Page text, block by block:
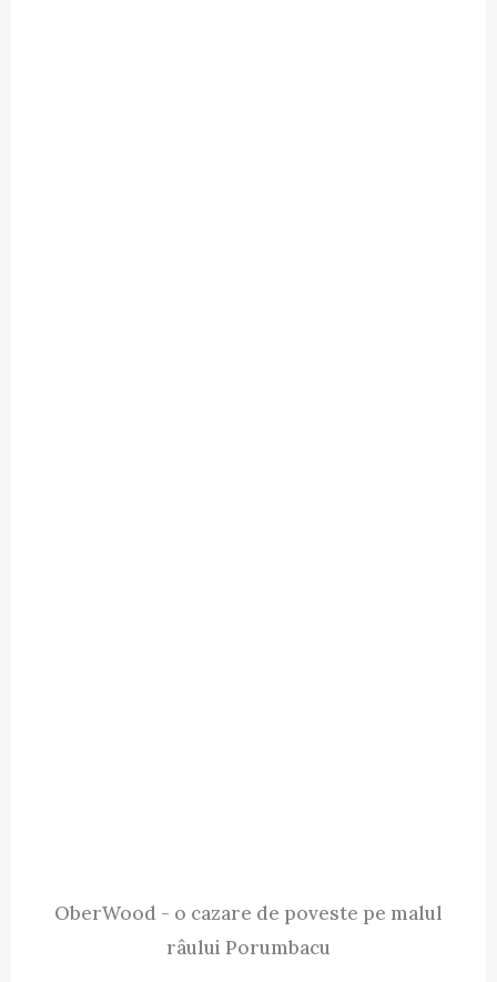
OberWood - o cazare de poveste pe malul
râului Porumbacu